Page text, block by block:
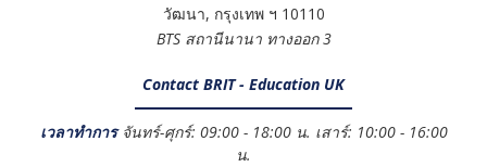
วัฒนา, กรุงเทพ ฯ 10110
BTS สถานีนานา ทางออก 3
Contact BRIT - Education UK
เวลาทำการจันทร์-ศุกร์: 09:00 - 18:00 น. เสาร์: 10:00 - 16:00
น.